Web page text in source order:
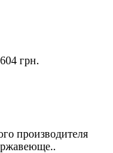
грн.
производителя